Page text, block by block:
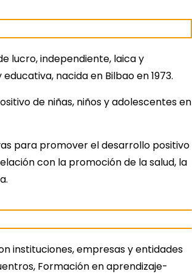
lucro, independiente, laica y
nacida en Bilbao en 1973.
de niñas, niños y adolescentes en
para promover el desarrollo positivo
con la promoción de la salud, la
instituciones, empresas y entidades
Formación en aprendizaje-